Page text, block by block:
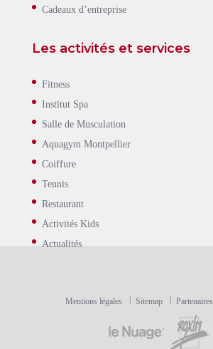
Cadeaux d’entreprise
Les activités et services
Fitness
Institut Spa
Salle de Musculation
Aquagym Montpellier
Coiffure
Tennis
Restaurant
Activités Kids
Actualités
Mentions légales Sitemap Partenaires